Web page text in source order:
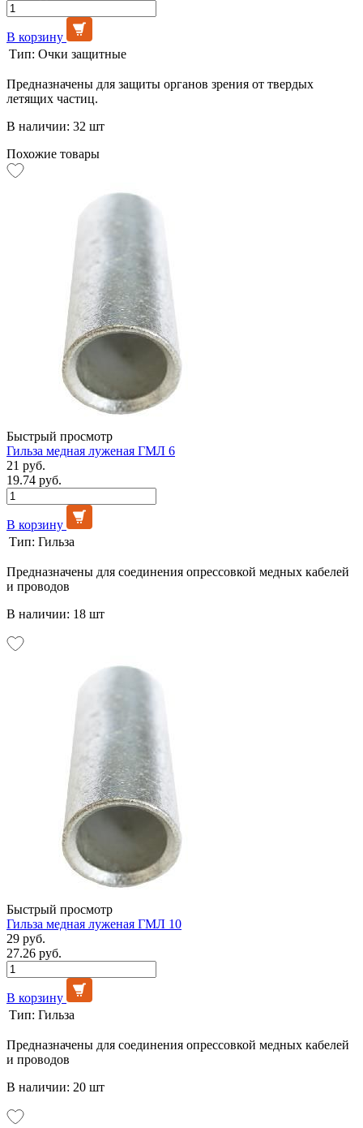
В корзину
Тип: Очки защитные
Предназначены для защиты органов зрения от твердых
летящих частиц.
В наличии: 32 шт
Похожие товары
Быстрый просмотр
Гильза медная луженая ГМЛ 6
21 руб.
19.74 руб.
В корзину
Тип: Гильза
Предназначены для соединения опрессовкой медных кабелей
и проводов
В наличии: 18 шт
Быстрый просмотр
Гильза медная луженая ГМЛ 10
29 руб.
27.26 руб.
В корзину
Тип: Гильза
Предназначены для соединения опрессовкой медных кабелей
и проводов
В наличии: 20 шт